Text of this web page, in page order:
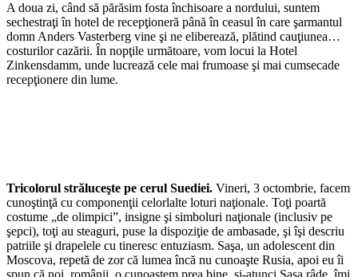
A doua zi, când să părăsim fosta închisoare a nordului, suntem
sechestraţi în hotel de recepţioneră până în ceasul în care şarmantul
domn Anders Vasterberg vine şi ne eliberează, plătind cauţiunea…
costurilor cazării. În nopţile următoare, vom locui la Hotel
Zinkensdamm, unde lucrează cele mai frumoase şi mai cumsecade
recepţionere din lume.
Tricolorul străluceşte pe cerul Suediei. Vineri, 3 octombrie, facem
cunoştinţă cu componenţii celorlalte loturi naţionale. Toţi poartă
costume „de olimpici”, insigne şi simboluri naţionale (inclusiv pe
şepci), toţi au steaguri, puse la dispoziţie de ambasade, şi îşi descriu
patriile şi drapelele cu tineresc entuziasm. Saşa, un adolescent din
Moscova, repetă de zor că lumea încă nu cunoaşte Rusia, apoi eu îi